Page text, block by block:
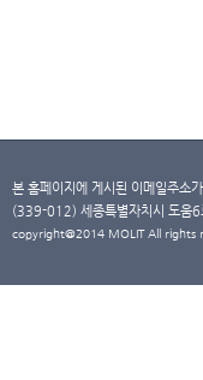
본 홈페이지에 게시된 이메일주소
(339-012) 세종특별자치시 도
copyright@2014 MOLIT All rights